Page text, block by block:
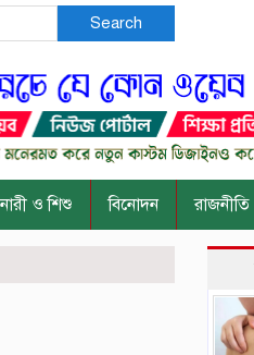
Search
নারী ও শিশু বিনোদন রাজনীতি